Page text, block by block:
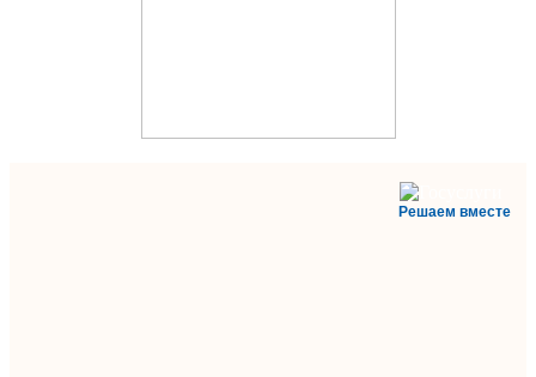
Решаем вместе